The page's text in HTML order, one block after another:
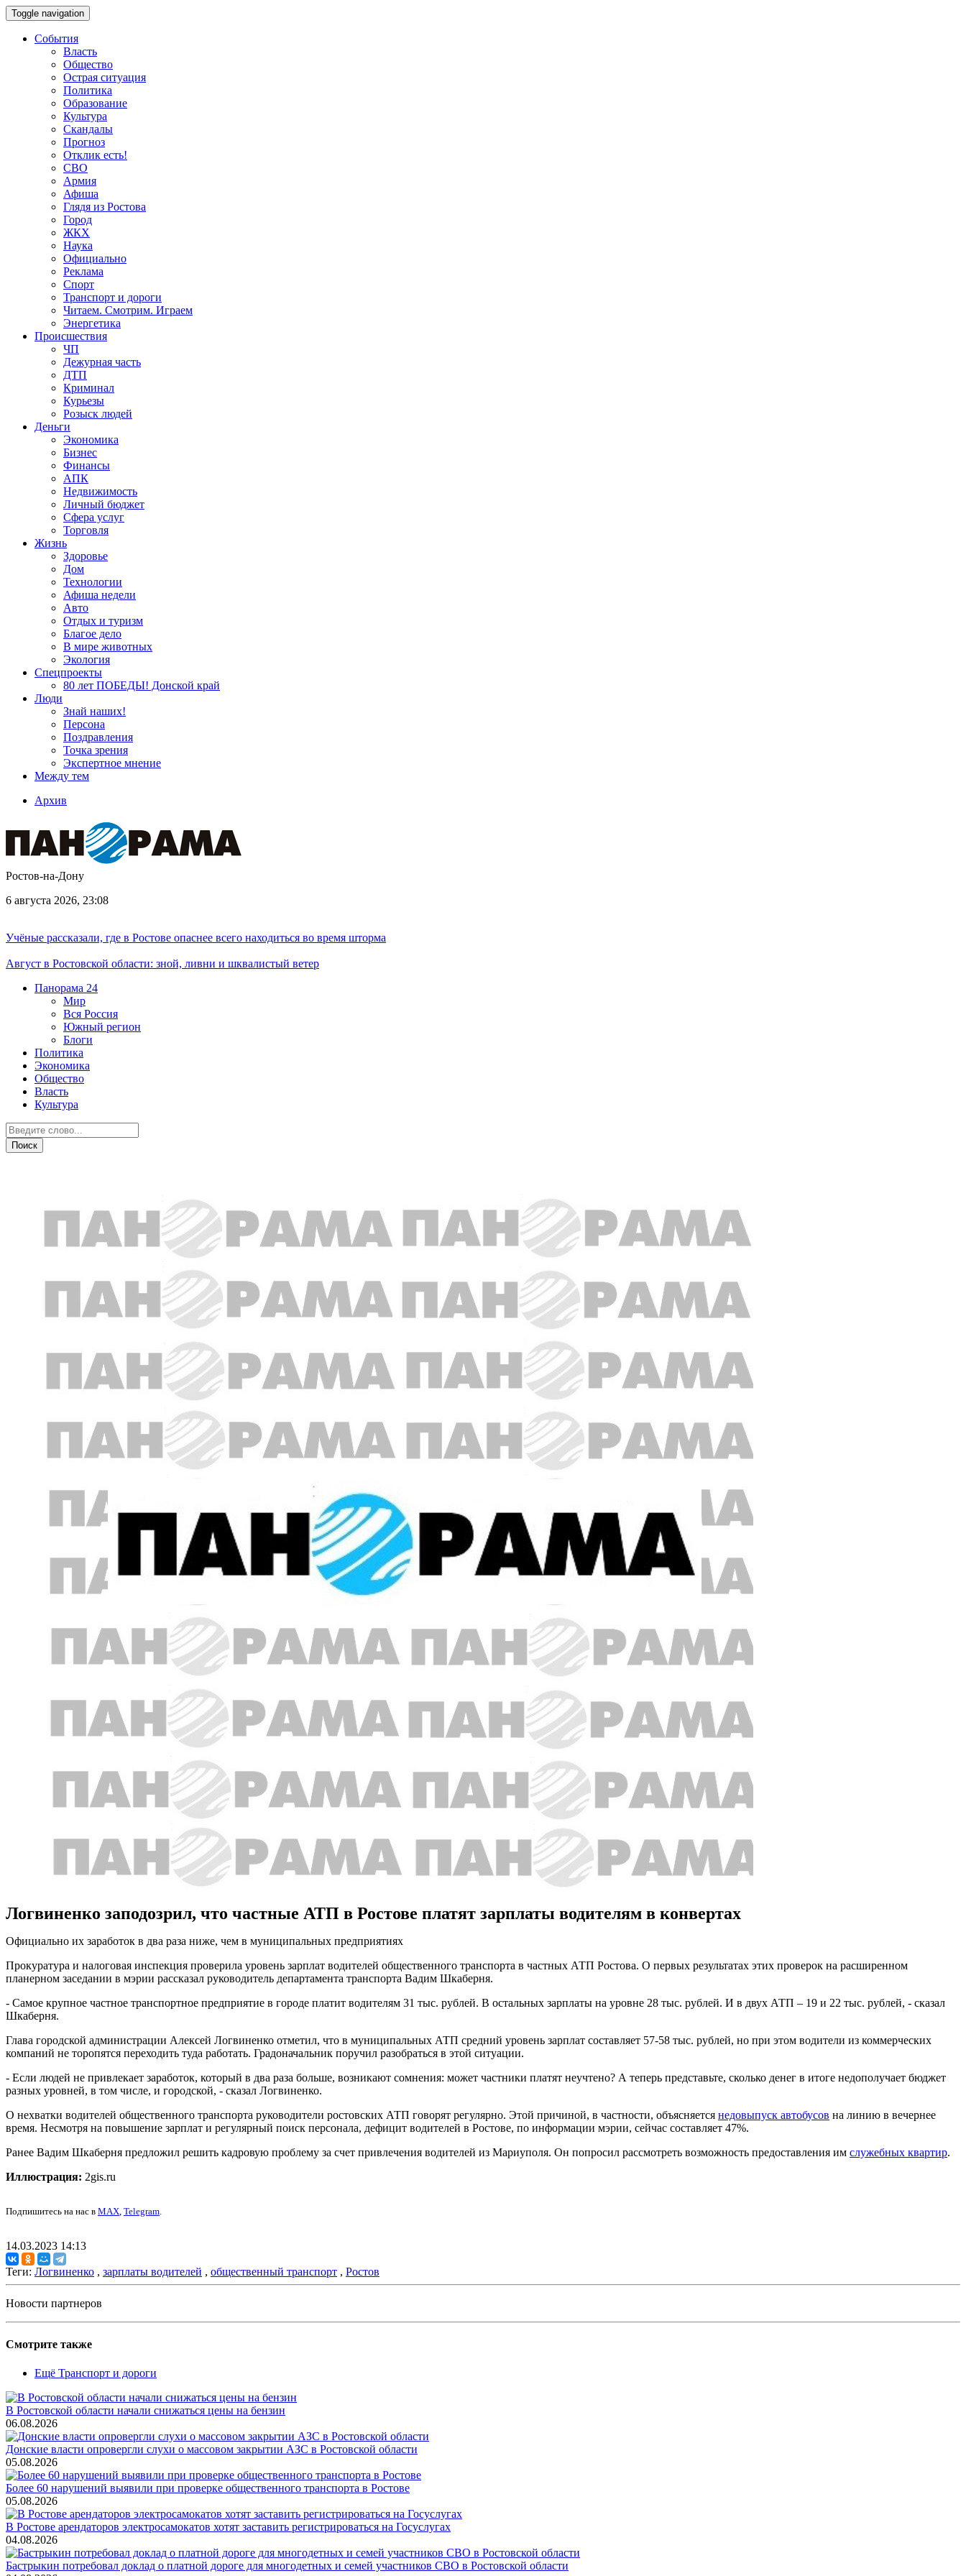
Toggle navigation
События
Власть
Общество
Острая ситуация
Политика
Образование
Культура
Скандалы
Прогноз
Отклик есть!
СВО
Армия
Афиша
Глядя из Ростова
Город
ЖКХ
Наука
Официально
Реклама
Спорт
Транспорт и дороги
Читаем. Смотрим. Играем
Энергетика
Происшествия
ЧП
Дежурная часть
ДТП
Криминал
Курьезы
Розыск людей
Деньги
Экономика
Бизнес
Финансы
АПК
Недвижимость
Личный бюджет
Сфера услуг
Торговля
Жизнь
Здоровье
Дом
Технологии
Афиша недели
Авто
Отдых и туризм
Благое дело
В мире животных
Экология
Спецпроекты
80 лет ПОБЕДЫ! Донской край
Люди
Знай наших!
Персона
Поздравления
Точка зрения
Экспертное мнение
Между тем
Архив
Ростов-на-Дону
6 августа 2026, 23:08
Учёные рассказали, где в Ростове опаснее всего находиться во время шторма
Август в Ростовской области: зной, ливни и шквалистый ветер
Панорама 24
Мир
Вся Россия
Южный регион
Блоги
Политика
Экономика
Общество
Власть
Культура
Логвиненко заподозрил, что частные АТП в Ростове платят зарплаты водителям в конвертах
Официально их заработок в два раза ниже, чем в муниципальных предприятиях
Прокуратура и налоговая инспекция проверила уровень зарплат водителей общественного транспорта в частных АТП Ростова. О первых результатах этих проверок на расширенном
планерном заседании в мэрии рассказал руководитель департамента транспорта Вадим Шкаберня.
- Самое крупное частное транспортное предприятие в городе платит водителям 31 тыс. рублей. В остальных зарплаты на уровне 28 тыс. рублей. И в двух АТП – 19 и 22 тыс. рублей, - сказал
Шкаберня.
Глава городской администрации Алексей Логвиненко отметил, что в муниципальных АТП средний уровень зарплат составляет 57-58 тыс. рублей, но при этом водители из коммерческих
компаний не торопятся переходить туда работать. Градоначальник поручил разобраться в этой ситуации.
- Если людей не привлекает заработок, который в два раза больше, возникают сомнения: может частники платят неучтено? А теперь представьте, сколько денег в итоге недополучает бюджет
разных уровней, в том числе, и городской, - сказал Логвиненко.
О нехватки водителей общественного транспорта руководители ростовских АТП говорят регулярно. Этой причиной, в частности, объясняется недовыпуск автобусов на линию в вечернее
время. Несмотря на повышение зарплат и регулярный поиск персонала, дефицит водителей в Ростове, по информации мэрии, сейчас составляет 47%.
Ранее Вадим Шкаберня предложил решить кадровую проблему за счет привлечения водителей из Мариуполя. Он попросил рассмотреть возможность предоставления им служебных квартир.
Иллюстрация: 2gis.ru
Подпишитесь на нас в MAX, Telegram.
14.03.2023 14:13
Теги: Логвиненко , зарплаты водителей , общественный транспорт , Ростов
Новости партнеров
Смотрите также
Ещё Транспорт и дороги
В Ростовской области начали снижаться цены на бензин
06.08.2026
Донские власти опровергли слухи о массовом закрытии АЗС в Ростовской области
05.08.2026
Более 60 нарушений выявили при проверке общественного транспорта в Ростове
05.08.2026
В Ростове арендаторов электросамокатов хотят заставить регистрироваться на Госуслугах
04.08.2026
Бастрыкин потребовал доклад о платной дороге для многодетных и семей участников СВО в Ростовской области